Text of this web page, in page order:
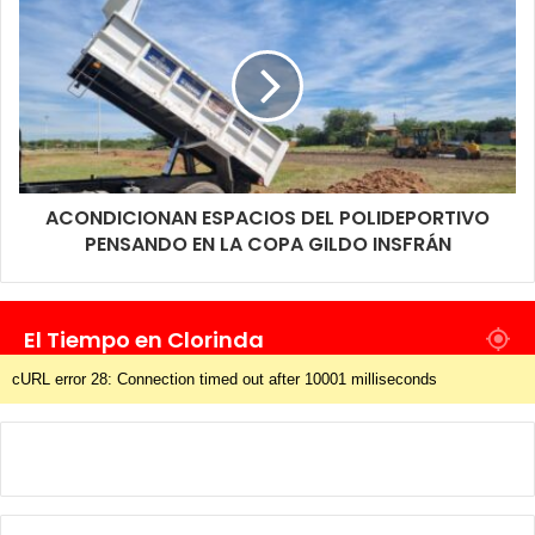
ACONDICIONAN ESPACIOS DEL POLIDEPORTIVO
PENSANDO EN LA COPA GILDO INSFRÁN
El Tiempo en Clorinda
cURL error 28: Connection timed out after 10001 milliseconds